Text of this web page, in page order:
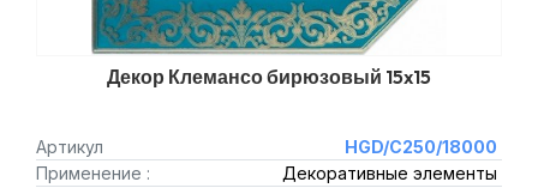
Декор Клемансо бирюзовый 15x15
Артикул
HGD/C250/18000
Применение :
Декоративные элементы